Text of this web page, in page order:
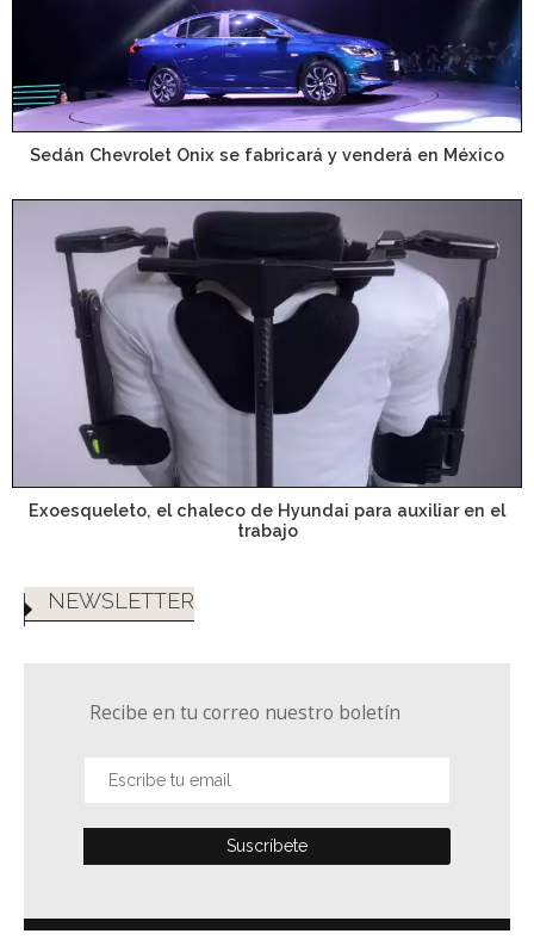
Sedán Chevrolet Onix se fabricará y venderá en México
Exoesqueleto, el chaleco de Hyundai para auxiliar en el
trabajo
NEWSLETTER
Recibe en tu correo nuestro boletín